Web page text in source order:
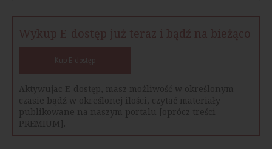
Wykup E-dostęp już teraz i bądź na bieżąco
Kup E-dostęp
Aktywujac E-dostęp, masz możliwość w określonym
czasie bądź w określonej ilości, czytać materiały
publikowane na naszym portalu [oprócz treści
PREMIUM].